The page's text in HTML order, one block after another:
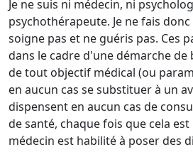
Je ne suis ni médecin, ni
psychothérapeute. Je ne fais
soigne pas et ne guéris pas. Ces
dans le cadre d'une démarche de
de tout objectif médical (ou
en aucun cas se substituer à un
dispensent en aucun cas de
de santé, chaque fois que cela est
médecin est habilité à poser des